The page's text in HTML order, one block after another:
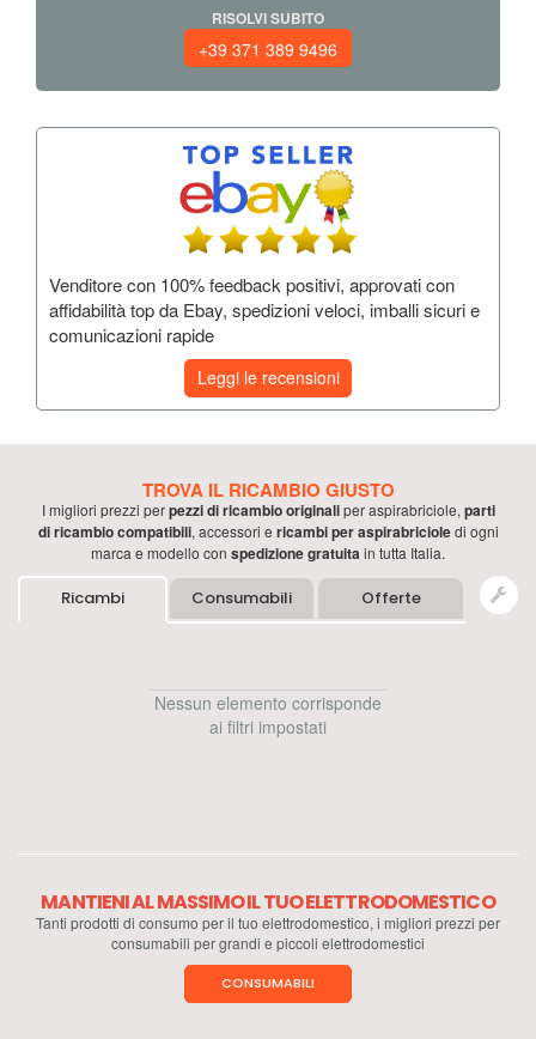
RISOLVI SUBITO
+39 371 389 9496
Venditore con 100% feedback positivi, approvati con
affidabilità top da Ebay, spedizioni veloci, imballi sicuri e
comunicazioni rapide
Leggi le recensioni
TROVA IL RICAMBIO GIUSTO
I migliori prezzi perpezzi di ricambio originaliperaspirabriciole, parti
di ricambio compatibili, accessori e ricambi peraspirabricioledi ogni
marca e modello con spedizione gratuitain tutta Italia.
Ricambi Consumabili Offerte
Nessun elemento corrisponde
ai filtri impostati
MANTIENI AL MASSIMO IL TUO ELETTRODOMESTICO
Tanti prodotti di consumo per il tuo elettrodomestico, i migliori prezzi per
consumabili per grandi e piccoli elettrodomestici
CONSUMABILI